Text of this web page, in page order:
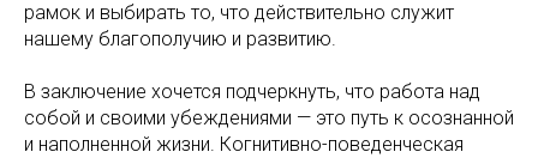
рамок и выбирать то, что действительно служит
нашему благополучию и развитию.
В заключение хочется подчеркнуть, что работа над
собой и своими убеждениями — это путь к осознанной
и наполненной жизни. Когнитивно-поведенческая